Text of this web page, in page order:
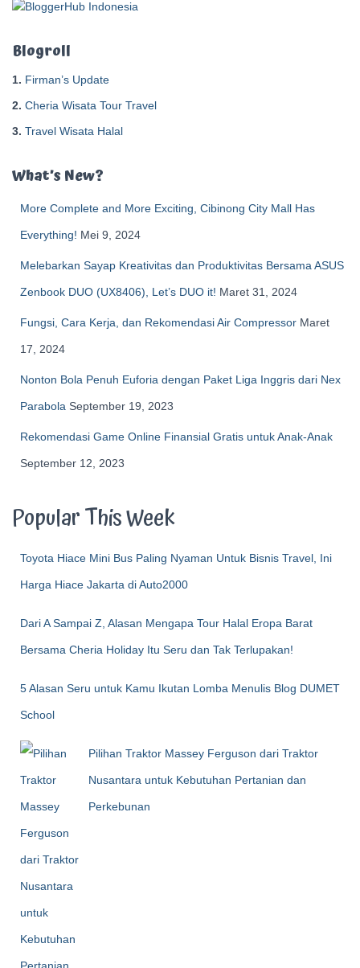
Blogroll
1. Firman’s Update
2. Cheria Wisata Tour Travel
3. Travel Wisata Halal
What’s New?
More Complete and More Exciting, Cibinong City Mall Has
Everything! Mei 9, 2024
Melebarkan Sayap Kreativitas dan Produktivitas Bersama ASUS
Zenbook DUO (UX8406), Let’s DUO it! Maret 31, 2024
Fungsi, Cara Kerja, dan Rekomendasi Air Compressor Maret
17, 2024
Nonton Bola Penuh Euforia dengan Paket Liga Inggris dari Nex
Parabola September 19, 2023
Rekomendasi Game Online Finansial Gratis untuk Anak-Anak
September 12, 2023
Popular This Week
Toyota Hiace Mini Bus Paling Nyaman Untuk Bisnis Travel, Ini
Harga Hiace Jakarta di Auto2000
Dari A Sampai Z, Alasan Mengapa Tour Halal Eropa Barat
Bersama Cheria Holiday Itu Seru dan Tak Terlupakan!
5 Alasan Seru untuk Kamu Ikutan Lomba Menulis Blog DUMET
School
Pilihan Traktor Massey Ferguson dari Traktor
Nusantara untuk Kebutuhan Pertanian dan
Perkebunan